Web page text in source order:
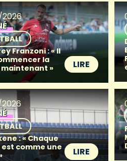
Franzoni : « Il
la
maintenant »
LIRE
: « Chaque
comme une
LIRE